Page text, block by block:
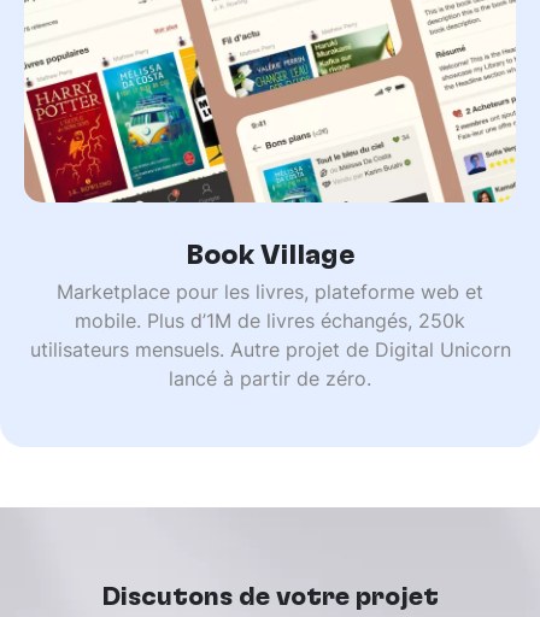
Book Village
Marketplace pour les livres, plateforme web et
mobile. Plus d’1M de livres échangés, 250k
utilisateurs mensuels. Autre projet de Digital Unicorn
lancé à partir de zéro.
Discutons de votre projet